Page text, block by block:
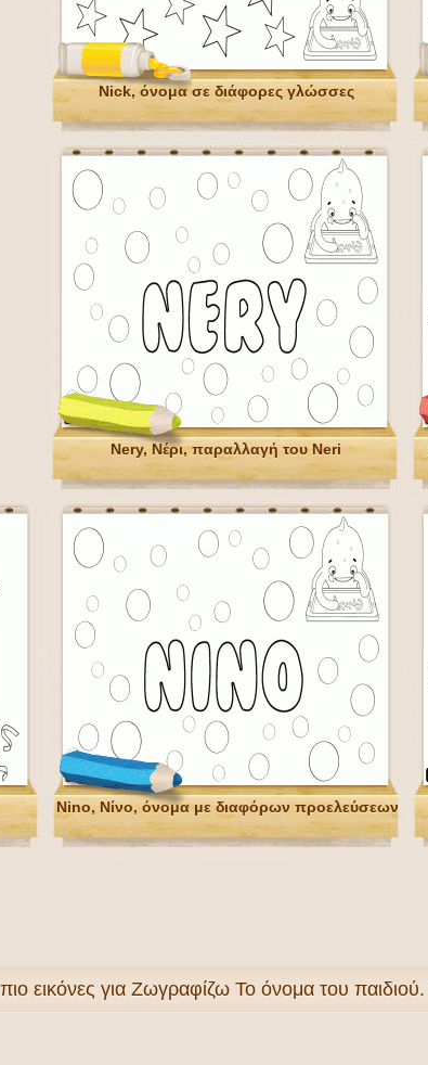
Nick, όνομα σε διάφορες γλώσσες
Nery, Νέρι, παραλλαγή του Νeri
Νino, Νίνο, όνομα με διαφόρων προελεύσεων
πιο εικόνες για Ζωγραφίζω Το όνομα του